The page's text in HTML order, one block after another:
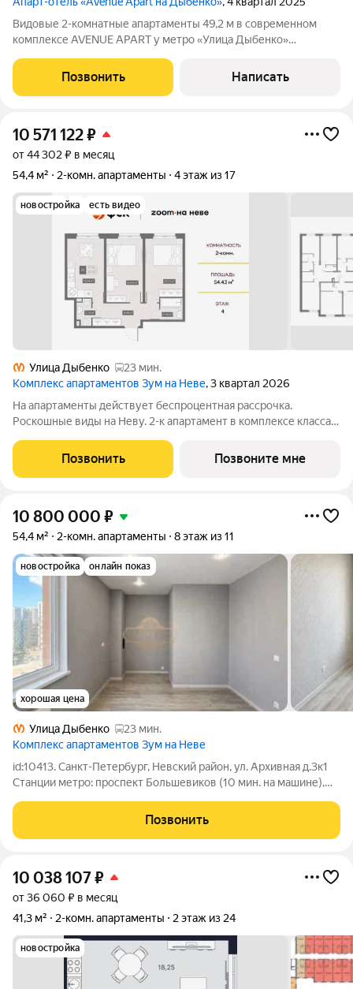
Видовые 2-комнатные апартаменты 49,2 м в современном
комплексе AVENUE APART у метро «Улица Дыбенко»
апартаменты площадью 49,2 м, расположенные на 9 этаже
современного комплекса AVENUE APART.
Позвонить Написать
10 571 122₽
от 44 302 ₽ в месяц
54,4 м²
2-комн. апартаменты 4 этаж из 17
новостройка есть видео
Улица Дыбенко
23 мин.
Комплекс апартаментов Зум на Неве, 3 квартал 2026
На апартаменты действует беспроцентная рассрочка.
Роскошные виды на Неву. 2-к апартамент в комплексе класса
Без отделки. Зум на Неве расположен в новом месте силы
рядом с центром города на
Позвонить Позвоните мне
10 800 000 ₽
54,4 м² 2-комн. апартаменты 8 этаж из 11
новостройка онлайн показ
хорошая цена
Улица Дыбенко
23 мин.
Комплекс апартаментов Зум на Неве
id:10413. Санкт-Петербург, Невский район, ул. Архивная д.3к1
Станции метро: проспект Большевиков (10 мин. на машине),
апартаменты в современном ЖК Апарт-комплекс Зум на Неве!
Один взрослый собственник!
Позвонить
10 038 107₽
от 36 060 ₽ в месяц
41,3 м²
2-комн. апартаменты 2 этаж из 24
новостройка